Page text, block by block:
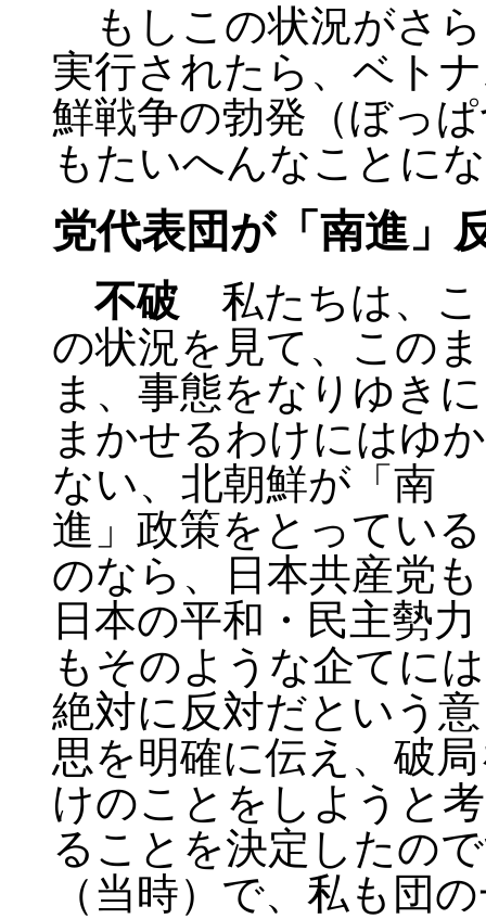
もしこの状況がさ
実行されたら、ベト
鮮戦争の勃発（ぼっ
もたいへんなことに
党代表団が「南進」
不破 私たちは、こ
の状況を見て、このま
ま、事態をなりゆきに
まかせるわけにはゆか
ない、北朝鮮が「南
進」政策をとっている
のなら、日本共産党も
日本の平和・民主勢力
もそのような企てには
絶対に反対だという意
思を明確に伝え、破
けのことをしようと
ることを決定したの
（当時）で、私も団